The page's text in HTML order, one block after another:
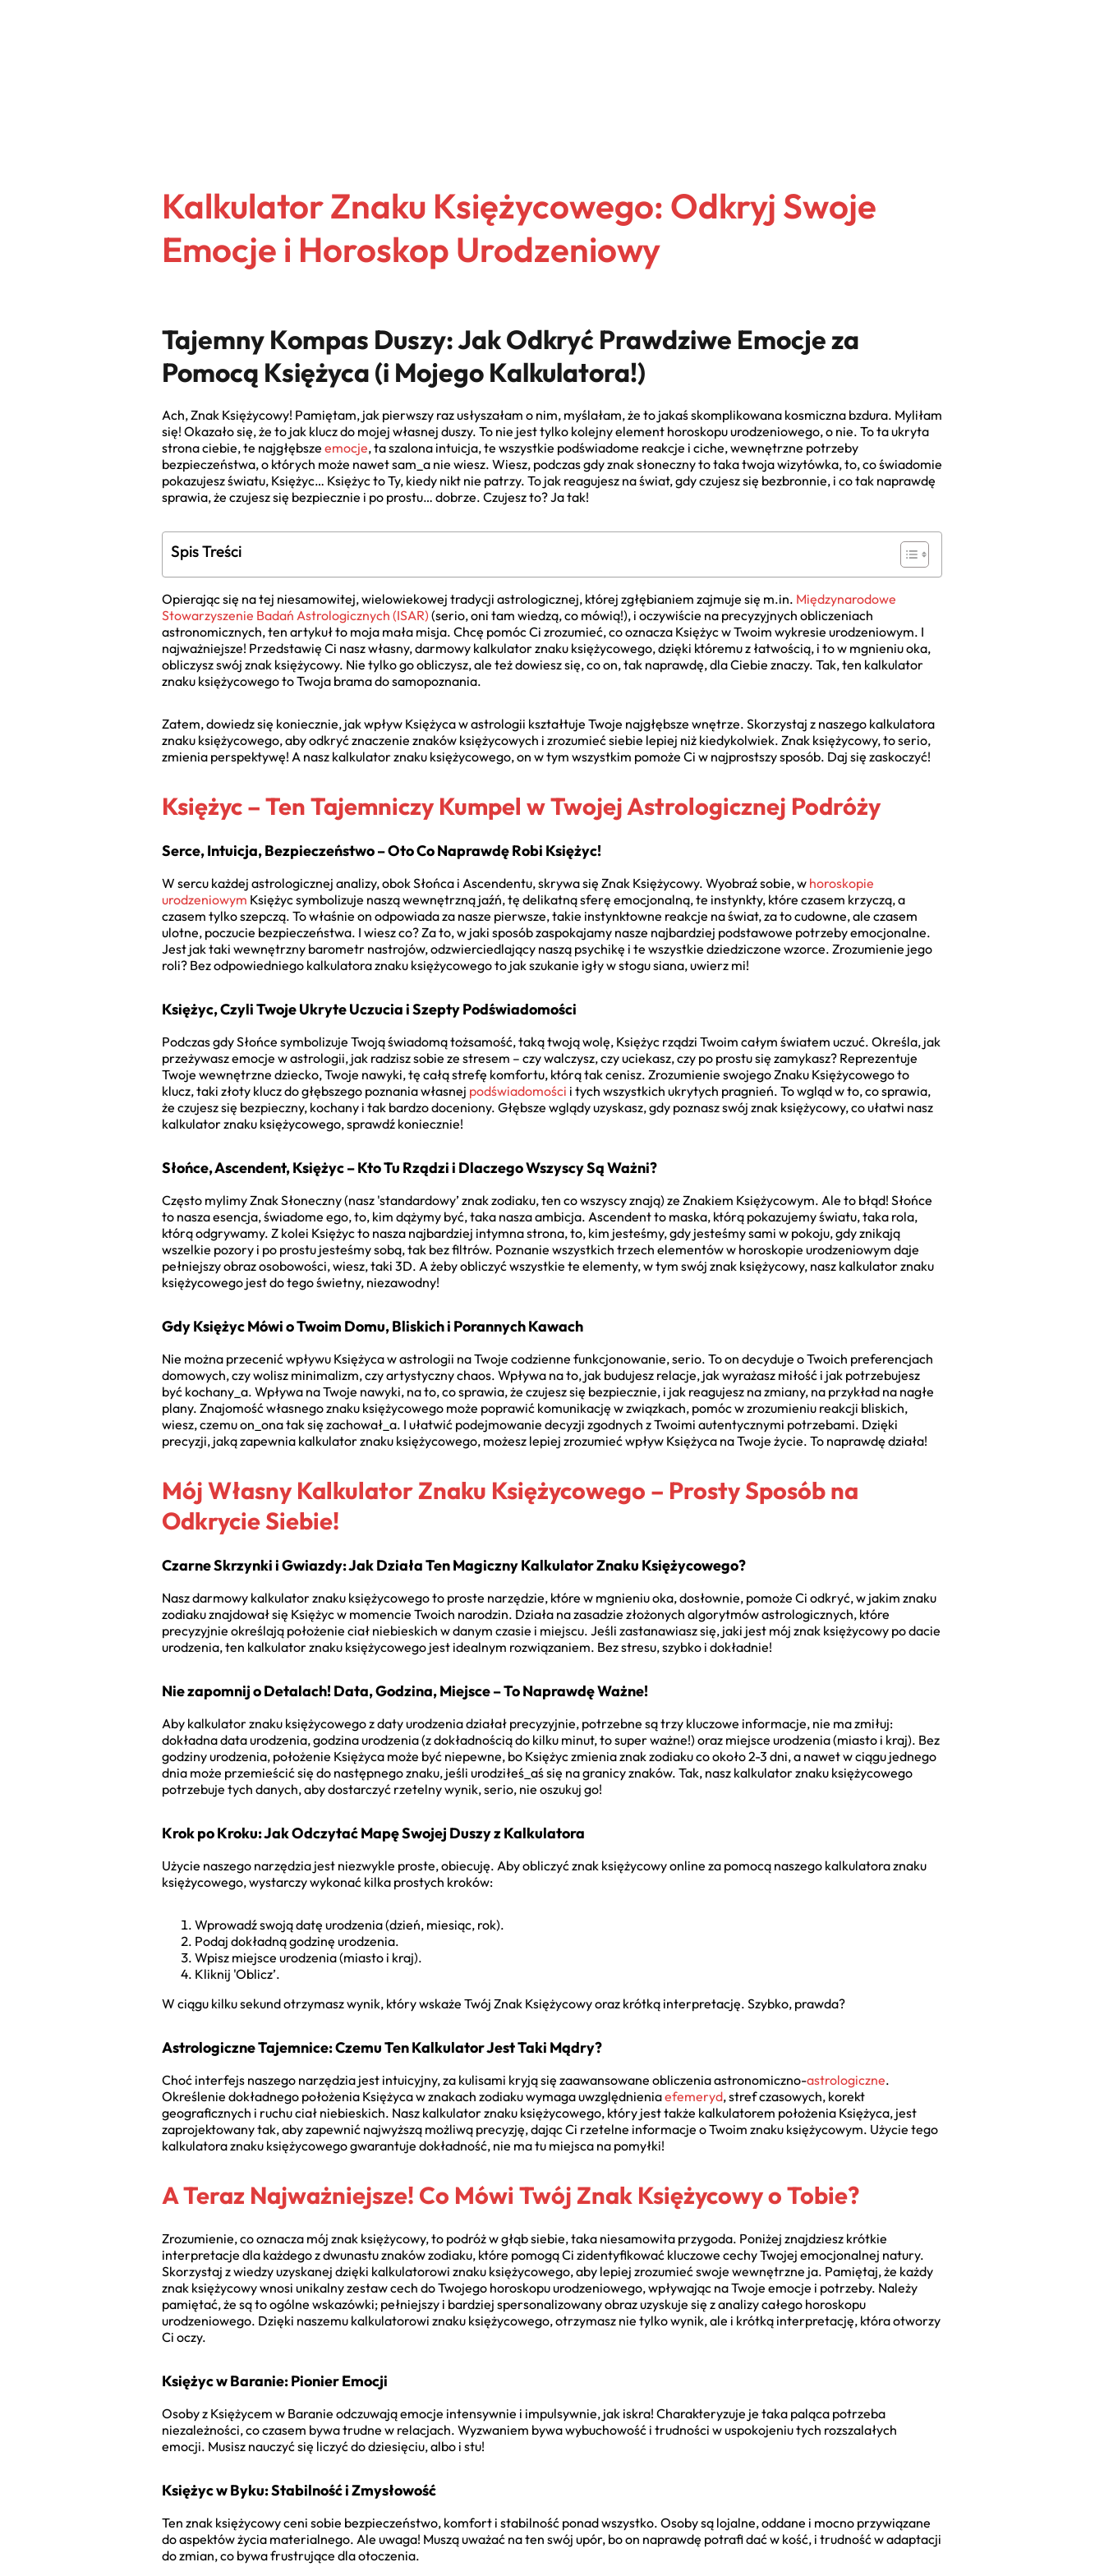
Kalkulator Znaku Księżycowego: Odkryj Swoje
Emocje i Horoskop Urodzeniowy
Tajemny Kompas Duszy: Jak Odkryć Prawdziwe Emocje za
Pomocą Księżyca (i Mojego Kalkulatora!)
Ach, Znak Księżycowy! Pamiętam, jak pierwszy raz usłyszałam o nim, myślałam, że to jakaś skomplikowana kosmiczna bzdura. Myliłam
się! Okazało się, że to jak klucz do mojej własnej duszy. To nie jest tylko kolejny element horoskopu urodzeniowego, o nie. To ta ukryta
strona ciebie, te najgłębsze emocje, ta szalona intuicja, te wszystkie podświadome reakcje i ciche, wewnętrzne potrzeby
bezpieczeństwa, o których może nawet sam_a nie wiesz. Wiesz, podczas gdy znak słoneczny to taka twoja wizytówka, to, co świadomie
pokazujesz światu, Księżyc… Księżyc to Ty, kiedy nikt nie patrzy. To jak reagujesz na świat, gdy czujesz się bezbronnie, i co tak naprawdę
sprawia, że czujesz się bezpiecznie i po prostu… dobrze. Czujesz to? Ja tak!
Spis Treści
Opierając się na tej niesamowitej, wielowiekowej tradycji astrologicznej, której zgłębianiem zajmuje się m.in. Międzynarodowe
Stowarzyszenie Badań Astrologicznych (ISAR) (serio, oni tam wiedzą, co mówią!), i oczywiście na precyzyjnych obliczeniach
astronomicznych, ten artykuł to moja mała misja. Chcę pomóc Ci zrozumieć, co oznacza Księżyc w Twoim wykresie urodzeniowym. I
najważniejsze! Przedstawię Ci nasz własny, darmowy kalkulator znaku księżycowego, dzięki któremu z łatwością, i to w mgnieniu oka,
obliczysz swój znak księżycowy. Nie tylko go obliczysz, ale też dowiesz się, co on, tak naprawdę, dla Ciebie znaczy. Tak, ten kalkulator
znaku księżycowego to Twoja brama do samopoznania.
Zatem, dowiedz się koniecznie, jak wpływ Księżyca w astrologii kształtuje Twoje najgłębsze wnętrze. Skorzystaj z naszego kalkulatora
znaku księżycowego, aby odkryć znaczenie znaków księżycowych i zrozumieć siebie lepiej niż kiedykolwiek. Znak księżycowy, to serio,
zmienia perspektywę! A nasz kalkulator znaku księżycowego, on w tym wszystkim pomoże Ci w najprostszy sposób. Daj się zaskoczyć!
Księżyc – Ten Tajemniczy Kumpel w Twojej Astrologicznej Podróży
Serce, Intuicja, Bezpieczeństwo – Oto Co Naprawdę Robi Księżyc!
W sercu każdej astrologicznej analizy, obok Słońca i Ascendentu, skrywa się Znak Księżycowy. Wyobraź sobie, w horoskopie
urodzeniowym Księżyc symbolizuje naszą wewnętrzną jaźń, tę delikatną sferę emocjonalną, te instynkty, które czasem krzyczą, a
czasem tylko szepczą. To właśnie on odpowiada za nasze pierwsze, takie instynktowne reakcje na świat, za to cudowne, ale czasem
ulotne, poczucie bezpieczeństwa. I wiesz co? Za to, w jaki sposób zaspokajamy nasze najbardziej podstawowe potrzeby emocjonalne.
Jest jak taki wewnętrzny barometr nastrojów, odzwierciedlający naszą psychikę i te wszystkie dziedziczone wzorce. Zrozumienie jego
roli? Bez odpowiedniego kalkulatora znaku księżycowego to jak szukanie igły w stogu siana, uwierz mi!
Księżyc, Czyli Twoje Ukryte Uczucia i Szepty Podświadomości
Podczas gdy Słońce symbolizuje Twoją świadomą tożsamość, taką twoją wolę, Księżyc rządzi Twoim całym światem uczuć. Określa, jak
przeżywasz emocje w astrologii, jak radzisz sobie ze stresem – czy walczysz, czy uciekasz, czy po prostu się zamykasz? Reprezentuje
Twoje wewnętrzne dziecko, Twoje nawyki, tę całą strefę komfortu, którą tak cenisz. Zrozumienie swojego Znaku Księżycowego to
klucz, taki złoty klucz do głębszego poznania własnej podświadomości i tych wszystkich ukrytych pragnień. To wgląd w to, co sprawia,
że czujesz się bezpieczny, kochany i tak bardzo doceniony. Głębsze wglądy uzyskasz, gdy poznasz swój znak księżycowy, co ułatwi nasz
kalkulator znaku księżycowego, sprawdź koniecznie!
Słońce, Ascendent, Księżyc – Kto Tu Rządzi i Dlaczego Wszyscy Są Ważni?
Często mylimy Znak Słoneczny (nasz 'standardowy’ znak zodiaku, ten co wszyscy znają) ze Znakiem Księżycowym. Ale to błąd! Słońce
to nasza esencja, świadome ego, to, kim dążymy być, taka nasza ambicja. Ascendent to maska, którą pokazujemy światu, taka rola,
którą odgrywamy. Z kolei Księżyc to nasza najbardziej intymna strona, to, kim jesteśmy, gdy jesteśmy sami w pokoju, gdy znikają
wszelkie pozory i po prostu jesteśmy sobą, tak bez filtrów. Poznanie wszystkich trzech elementów w horoskopie urodzeniowym daje
pełniejszy obraz osobowości, wiesz, taki 3D. A żeby obliczyć wszystkie te elementy, w tym swój znak księżycowy, nasz kalkulator znaku
księżycowego jest do tego świetny, niezawodny!
Gdy Księżyc Mówi o Twoim Domu, Bliskich i Porannych Kawach
Nie można przecenić wpływu Księżyca w astrologii na Twoje codzienne funkcjonowanie, serio. To on decyduje o Twoich preferencjach
domowych, czy wolisz minimalizm, czy artystyczny chaos. Wpływa na to, jak budujesz relacje, jak wyrażasz miłość i jak potrzebujesz
być kochany_a. Wpływa na Twoje nawyki, na to, co sprawia, że czujesz się bezpiecznie, i jak reagujesz na zmiany, na przykład na nagłe
plany. Znajomość własnego znaku księżycowego może poprawić komunikację w związkach, pomóc w zrozumieniu reakcji bliskich,
wiesz, czemu on_ona tak się zachował_a. I ułatwić podejmowanie decyzji zgodnych z Twoimi autentycznymi potrzebami. Dzięki
precyzji, jaką zapewnia kalkulator znaku księżycowego, możesz lepiej zrozumieć wpływ Księżyca na Twoje życie. To naprawdę działa!
Mój Własny Kalkulator Znaku Księżycowego – Prosty Sposób na
Odkrycie Siebie!
Czarne Skrzynki i Gwiazdy: Jak Działa Ten Magiczny Kalkulator Znaku Księżycowego?
Nasz darmowy kalkulator znaku księżycowego to proste narzędzie, które w mgnieniu oka, dosłownie, pomoże Ci odkryć, w jakim znaku
zodiaku znajdował się Księżyc w momencie Twoich narodzin. Działa na zasadzie złożonych algorytmów astrologicznych, które
precyzyjnie określają położenie ciał niebieskich w danym czasie i miejscu. Jeśli zastanawiasz się, jaki jest mój znak księżycowy po dacie
urodzenia, ten kalkulator znaku księżycowego jest idealnym rozwiązaniem. Bez stresu, szybko i dokładnie!
Nie zapomnij o Detalach! Data, Godzina, Miejsce – To Naprawdę Ważne!
Aby kalkulator znaku księżycowego z daty urodzenia działał precyzyjnie, potrzebne są trzy kluczowe informacje, nie ma zmiłuj:
dokładna data urodzenia, godzina urodzenia (z dokładnością do kilku minut, to super ważne!) oraz miejsce urodzenia (miasto i kraj). Bez
godziny urodzenia, położenie Księżyca może być niepewne, bo Księżyc zmienia znak zodiaku co około 2-3 dni, a nawet w ciągu jednego
dnia może przemieścić się do następnego znaku, jeśli urodziłeś_aś się na granicy znaków. Tak, nasz kalkulator znaku księżycowego
potrzebuje tych danych, aby dostarczyć rzetelny wynik, serio, nie oszukuj go!
Krok po Kroku: Jak Odczytać Mapę Swojej Duszy z Kalkulatora
Użycie naszego narzędzia jest niezwykle proste, obiecuję. Aby obliczyć znak księżycowy online za pomocą naszego kalkulatora znaku
księżycowego, wystarczy wykonać kilka prostych kroków:
Wprowadź swoją datę urodzenia (dzień, miesiąc, rok).
Podaj dokładną godzinę urodzenia.
Wpisz miejsce urodzenia (miasto i kraj).
Kliknij 'Oblicz’.
W ciągu kilku sekund otrzymasz wynik, który wskaże Twój Znak Księżycowy oraz krótką interpretację. Szybko, prawda?
Astrologiczne Tajemnice: Czemu Ten Kalkulator Jest Taki Mądry?
Choć interfejs naszego narzędzia jest intuicyjny, za kulisami kryją się zaawansowane obliczenia astronomiczno-astrologiczne.
Określenie dokładnego położenia Księżyca w znakach zodiaku wymaga uwzględnieniaefemeryd, stref czasowych, korekt
geograficznych i ruchu ciał niebieskich. Nasz kalkulator znaku księżycowego, który jest także kalkulatorem położenia Księżyca, jest
zaprojektowany tak, aby zapewnić najwyższą możliwą precyzję, dając Ci rzetelne informacje o Twoim znaku księżycowym. Użycie tego
kalkulatora znaku księżycowego gwarantuje dokładność, nie ma tu miejsca na pomyłki!
A Teraz Najważniejsze! Co Mówi Twój Znak Księżycowy o Tobie?
Zrozumienie, co oznacza mój znak księżycowy, to podróż w głąb siebie, taka niesamowita przygoda. Poniżej znajdziesz krótkie
interpretacje dla każdego z dwunastu znaków zodiaku, które pomogą Ci zidentyfikować kluczowe cechy Twojej emocjonalnej natury.
Skorzystaj z wiedzy uzyskanej dzięki kalkulatorowi znaku księżycowego, aby lepiej zrozumieć swoje wewnętrzne ja. Pamiętaj, że każdy
znak księżycowy wnosi unikalny zestaw cech do Twojego horoskopu urodzeniowego, wpływając na Twoje emocje i potrzeby. Należy
pamiętać, że są to ogólne wskazówki; pełniejszy i bardziej spersonalizowany obraz uzyskuje się z analizy całego horoskopu
urodzeniowego. Dzięki naszemu kalkulatorowi znaku księżycowego, otrzymasz nie tylko wynik, ale i krótką interpretację, która otworzy
Ci oczy.
Księżyc w Baranie: Pionier Emocji
Osoby z Księżycem w Baranie odczuwają emocje intensywnie i impulsywnie, jak iskra! Charakteryzuje je taka paląca potrzeba
niezależności, co czasem bywa trudne w relacjach. Wyzwaniem bywa wybuchowość i trudności w uspokojeniu tych rozszalałych
emocji. Musisz nauczyć się liczyć do dziesięciu, albo i stu!
Księżyc w Byku: Stabilność i Zmysłowość
Ten znak księżycowy ceni sobie bezpieczeństwo, komfort i stabilność ponad wszystko. Osoby są lojalne, oddane i mocno przywiązane
do aspektów życia materialnego. Ale uwaga! Muszą uważać na ten swój upór, bo on naprawdę potrafi dać w kość, i trudność w adaptacji
do zmian, co bywa frustrujące dla otoczenia.